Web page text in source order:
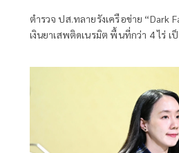
ตำรวจ ปส.ทลายรังเครือข่าย “Dark
เงินยาเสพติดเนรมิต พื้นที่กว่า 4 ไร่